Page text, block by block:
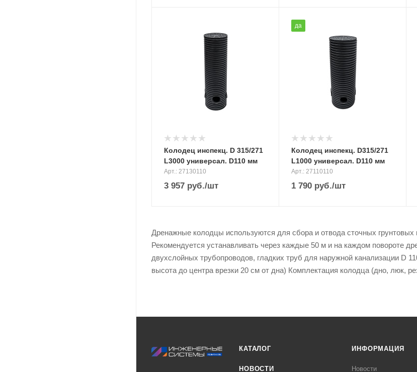
Колодец инспекц. D 315/271
L3000 универсал. D110 мм
Арт.: 27130110
3 957 руб./шт
да
Колодец инспекц. D315/271
L1000 универсал. D110 мм
Арт.: 27110110
1 790 руб./шт
Дренажные колодцы используются для сбора и отвода сточных
Рекомендуется устанавливать через каждые 50 м и на каждом повороте
двухслойных трубопроводов, гладких труб для наружной канализации D
высота до центра врезки 20 см от дна) Комплектация колодца (дно, люк,
КАТАЛОГ
НОВОСТИ
ИНФОРМАЦИЯ
Новости